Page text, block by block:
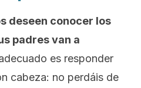
deseen conocer los
padres van a
es responder
cabeza: no perdáis de